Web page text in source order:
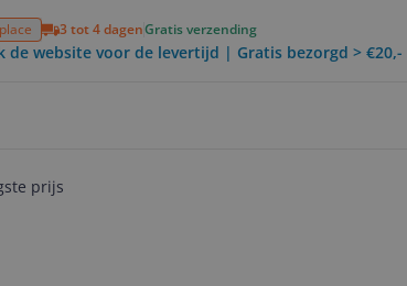
3 tot 4 dagenGratis verzending
de website voor de levertijd | Gratis bezorgd > €20,-
prijs